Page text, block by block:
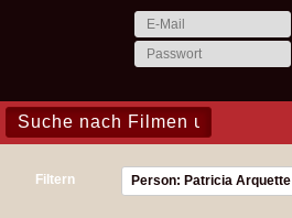
Filtern Person: Patricia Arquette